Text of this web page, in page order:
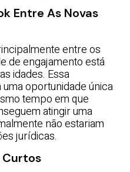
Entre As Novas
entre os
de engajamento está
idades. Essa
oportunidade única
tempo em que
atingir uma
não estariam
jurídicas.
Curtos